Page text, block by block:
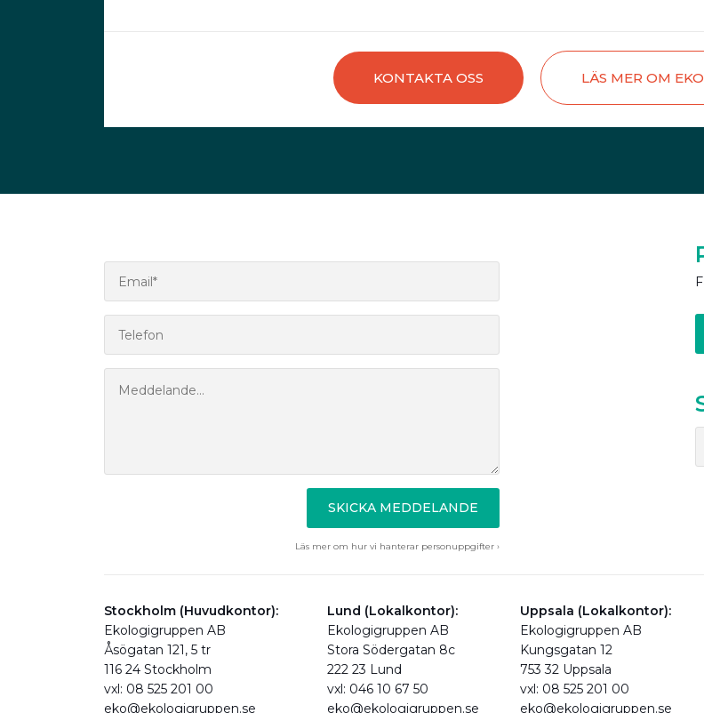
KONTAKTA OSS LÄS MER OM
SKICKA MEDDELANDE
Läs mer om hur vi hanterar personuppgifter ›
Stockholm (Huvudkontor):
Ekologigruppen AB
Åsögatan 121, 5 tr
116 24 Stockholm
vxl: 08 525 201 00
eko@ekologigruppen.se
Lund (Lokalkontor):
Ekologigruppen AB
Stora Södergatan 8c
222 23 Lund
vxl: 046 10 67 50
eko@ekologigruppen.se
Uppsala (Lokalkontor):
Ekologigruppen AB
Kungsgatan 12
753 32 Uppsala
vxl: 08 525 201 00
eko@ekologigruppen.se